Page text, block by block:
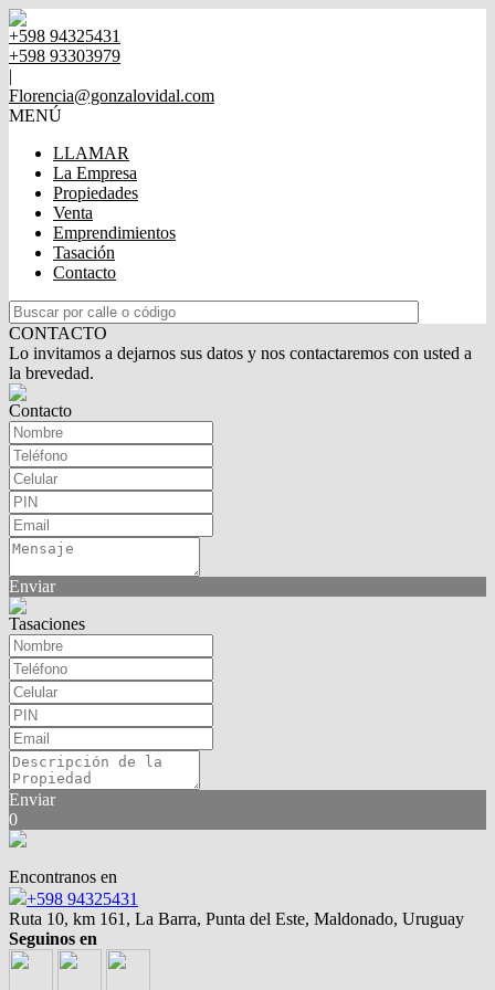
+598 94325431
+598 93303979
|
Florencia@gonzalovidal.com
MENÚ
LLAMAR
La Empresa
Propiedades
Venta
Emprendimientos
Tasación
Contacto
CONTACTO
Lo invitamos a dejarnos sus datos y nos contactaremos con usted a
la brevedad.
Contacto
Enviar
Tasaciones
Enviar
0
Encontranos en
+598 94325431
Ruta 10, km 161, La Barra, Punta del Este, Maldonado, Uruguay
Seguinos en